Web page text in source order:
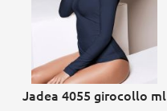
Jadea 4055 girocollo ml